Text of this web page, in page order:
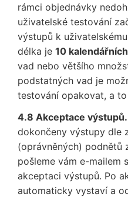
rámci objednávky
uživatelské testování
výstupů k
délka je 10
vad nebo většího
podstatných vad je
testování opakovat, a
4.8 Akceptace výstupů.
dokončeny výstupy dle
(oprávněných) podnětů
pošleme vám e-mailem
akceptaci výstupů. Po
automaticky vystaví a